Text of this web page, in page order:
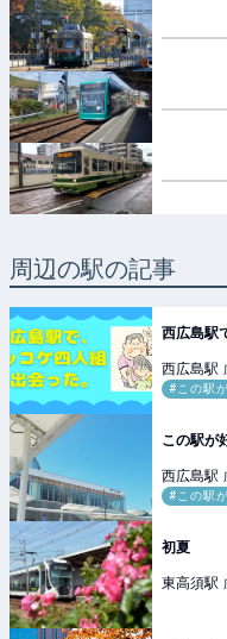
周辺の駅の記事
西広島駅
西広島駅
#この駅
この駅が
西広島駅
#この駅
初夏
東高須駅